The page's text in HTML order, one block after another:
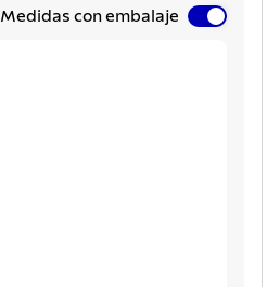
Medidas con embalaje